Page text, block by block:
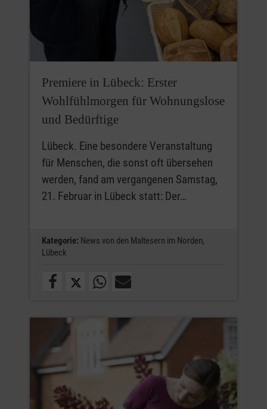
Premiere in Lübeck: Erster
Wohlfühlmorgen für Wohnungslose
und Bedürftige
Lübeck. Eine besondere Veranstaltung
für Menschen, die sonst oft übersehen
werden, fand am vergangenen Samstag,
21. Februar in Lübeck statt: Der…
Kategorie: News von den Maltesern im Norden,
Lübeck